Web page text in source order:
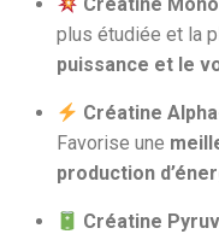
plus étudiée et la
puissance et le
Créatine
Favorise une
production
Créatine